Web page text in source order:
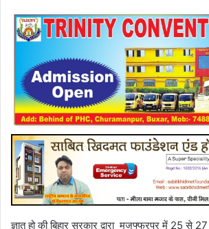
ज्ञात हो की बिहार सरकार द्वारा मुजफ्फरपुर में 25 से